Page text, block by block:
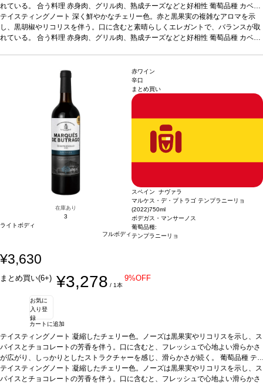
れている。 合う料理 赤身肉、グリル肉、熟成チーズなどと好相性 葡萄品種 カベル
ネ・ソーヴィニヨン *本ヴィンテージが在庫切れの場合、在庫があり価格が同様の
場合は自動的に次のヴィンテージに変更されます、ご了承ください。
テイスティングノート 深く鮮やかなチェリー色。赤と黒果実の複雑なアロマを示
し、黒胡椒やリコリスを伴う。口に含むと素晴らしくエレガントで、バランスが取
れている。 合う料理 赤身肉、グリル肉、熟成チーズなどと好相性 葡萄品種 カベル
在庫あり
3
ライトボディ
フルボディ
赤ワイン
辛口
まとめ買い
スペイン ナヴァラ
マルケス・デ・ブトラゴ テンプラニーリョ
(2022)750ml
ボデガス・マンサーノス
葡萄品種:
テンプラニーリョ
¥3,630
まとめ買い(6+) ¥3,278 / 1本
9%OFF
お気に
入り登
録
カートに追加
テイスティングノート 凝縮したチェリー色。ノーズは黒果実やリコリスを示し、ス
パイスとチョコレートの芳香を伴う。口に含むと、フレッシュで心地よい滑らかさ
が広がり、しっかりとしたストラクチャーを感じ、滑らかさが続く。 葡萄品種 テ
ンプラニーリョ*本ヴィンテージが在庫切れの場合、在庫があり価格が同様の場合
は自動的に次のヴィンテージに変更されます、ご了承ください。
テイスティングノート 凝縮したチェリー色。ノーズは黒果実やリコリスを示し、ス
パイスとチョコレートの芳香を伴う。口に含むと、フレッシュで心地よい滑らかさ